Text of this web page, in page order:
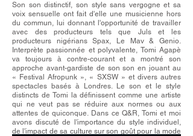
Son son distinctif, son style sans vergogne et sa
voix sensuelle ont fait d'elle une musicienne hors
du commun, lui donnant l'opportunité de travailler
avec des producteurs tels que Juls et les
producteurs nigérians Spax, Le Mav & Genio.
Interprète passionnée et polyvalente, Tomi Agapè
va toujours à contre-courant et a montré son
approche avant-gardiste de son son en jouant au
« Festival Afropunk », « SXSW » et divers autres
spectacles basés à Londres. Le son et le style
distincts de Tomi la définissent comme une artiste
qui ne veut pas se réduire aux normes ou aux
attentes de quiconque. Dans ce Q&R, Tomi et moi
avons discuté de l'importance du style individuel,
de l'impact de sa culture sur son goût pour la mode